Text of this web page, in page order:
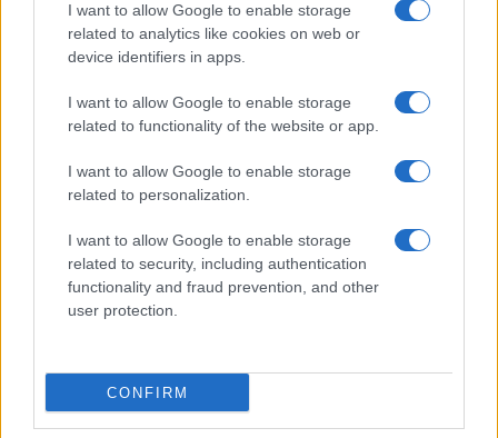
I want to allow Google to enable storage
related to analytics like cookies on web or
device identifiers in apps.
I want to allow Google to enable storage
related to functionality of the website or app.
I want to allow Google to enable storage
related to personalization.
I want to allow Google to enable storage
related to security, including authentication
functionality and fraud prevention, and other
user protection.
CONFIRM